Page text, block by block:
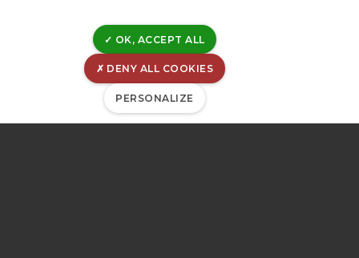
OK, ACCEPT ALL
DENY ALL COOKIES
PERSONALIZE